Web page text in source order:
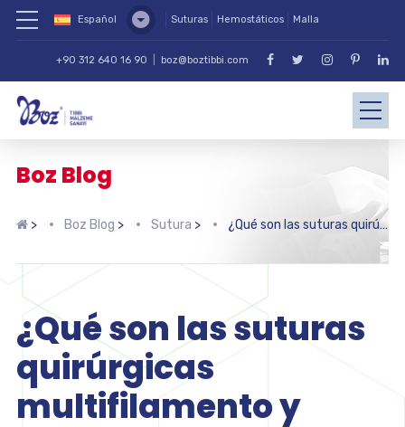
Español Suturas Hemostáticos Malla
+90 312 640 16 90 boz@boztibbi.com
Boz Blog
> Boz Blog > Sutura > ¿Qué son las suturas quirúrgicas multifilamento y cuáles son sus áreas de uso?
¿Qué son las suturas
quirúrgicas
multifilamento y